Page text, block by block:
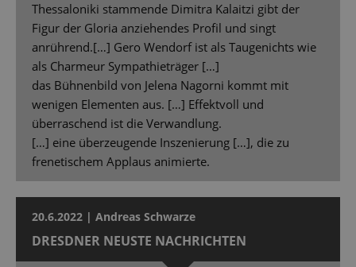
Thessaloniki stammende Dimitra Kalaitzi gibt der
Figur der Gloria anziehendes Profil und singt
anrührend.[…] Gero Wendorf ist als Taugenichts wie
als Charmeur Sympathieträger […]
das Bühnenbild von Jelena Nagorni kommt mit
wenigen Elementen aus. […] Effektvoll und
überraschend ist die Verwandlung.
[…] eine überzeugende Inszenierung […], die zu
frenetischem Applaus animierte.
20.6.2022 | Andreas Schwarze
DRESDNER NEUSTE NACHRICHTEN